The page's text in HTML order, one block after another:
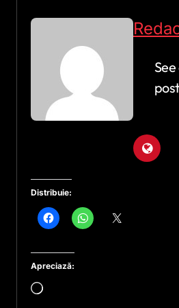
Distribuie:
Apreciază:
Încarc...